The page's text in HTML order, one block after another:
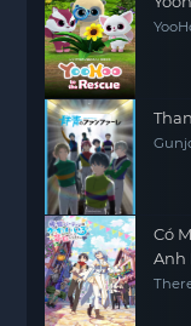
Có
Anh